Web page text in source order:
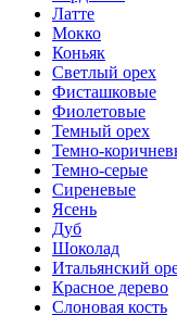
Латте
Мокко
Коньяк
Светлый орех
Фисташковые
Фиолетовые
Темный орех
Темно-
Темно-серые
Сиреневые
Ясень
Дуб
Шоколад
Итальянский
Красное дерево
Слоновая кость